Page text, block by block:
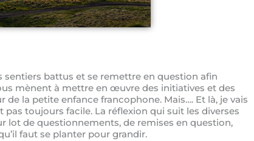
sentiers battus et se remettre en question afin
mènent à mettre en œuvre des initiatives et des
la petite enfance francophone. Mais…. Et là, je vais
pas toujours facile. La réflexion qui suit les diverses
lot de questionnements, de remises en question,
faut se planter pour grandir.